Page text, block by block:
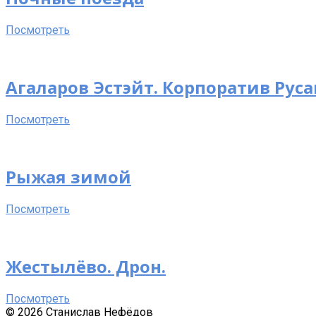
Посмотреть
Агаларов Эстэйт. Корпоратив
Посмотреть
Рыжая зимой
Посмотреть
Жестылёво. Дрон.
Посмотреть
© 2026 Станислав Нефёдов